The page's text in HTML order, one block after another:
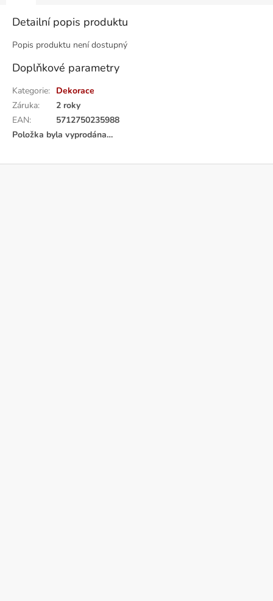
Detailní popis produktu
Popis produktu není dostupný
Doplňkové parametry
Kategorie: Dekorace
Záruka:
2 roky
EAN:
5712750235988
Položka byla vyprodána…
Z